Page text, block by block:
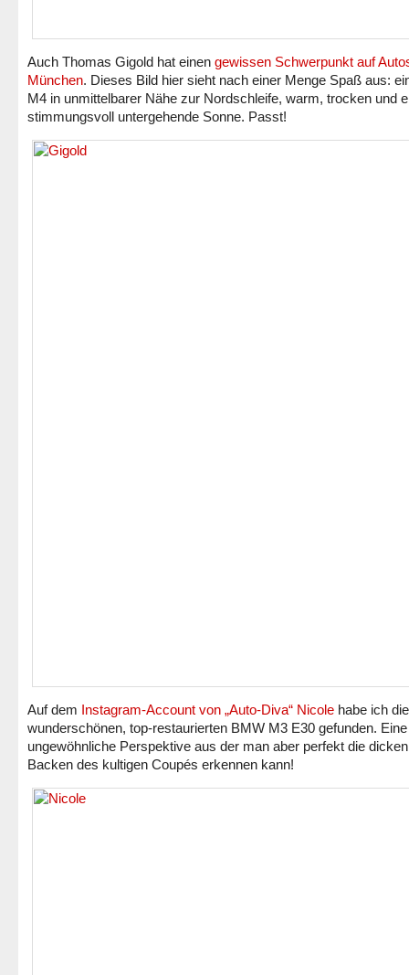
Auch Thomas Gigold hat einen gewissen Schwerpunkt auf
München. Dieses Bild hier sieht nach einer Menge Spaß aus:
M4 in unmittelbarer Nähe zur Nordschleife, warm, trocken und
stimmungsvoll untergehende Sonne. Passt!
Auf dem Instagram-Account von „Auto-Diva“ Nicole habe ich
wunderschönen, top-restaurierten BMW M3 E30 gefunden. Eine
ungewöhnliche Perspektive aus der man aber perfekt die dicken
Backen des kultigen Coupés erkennen kann!